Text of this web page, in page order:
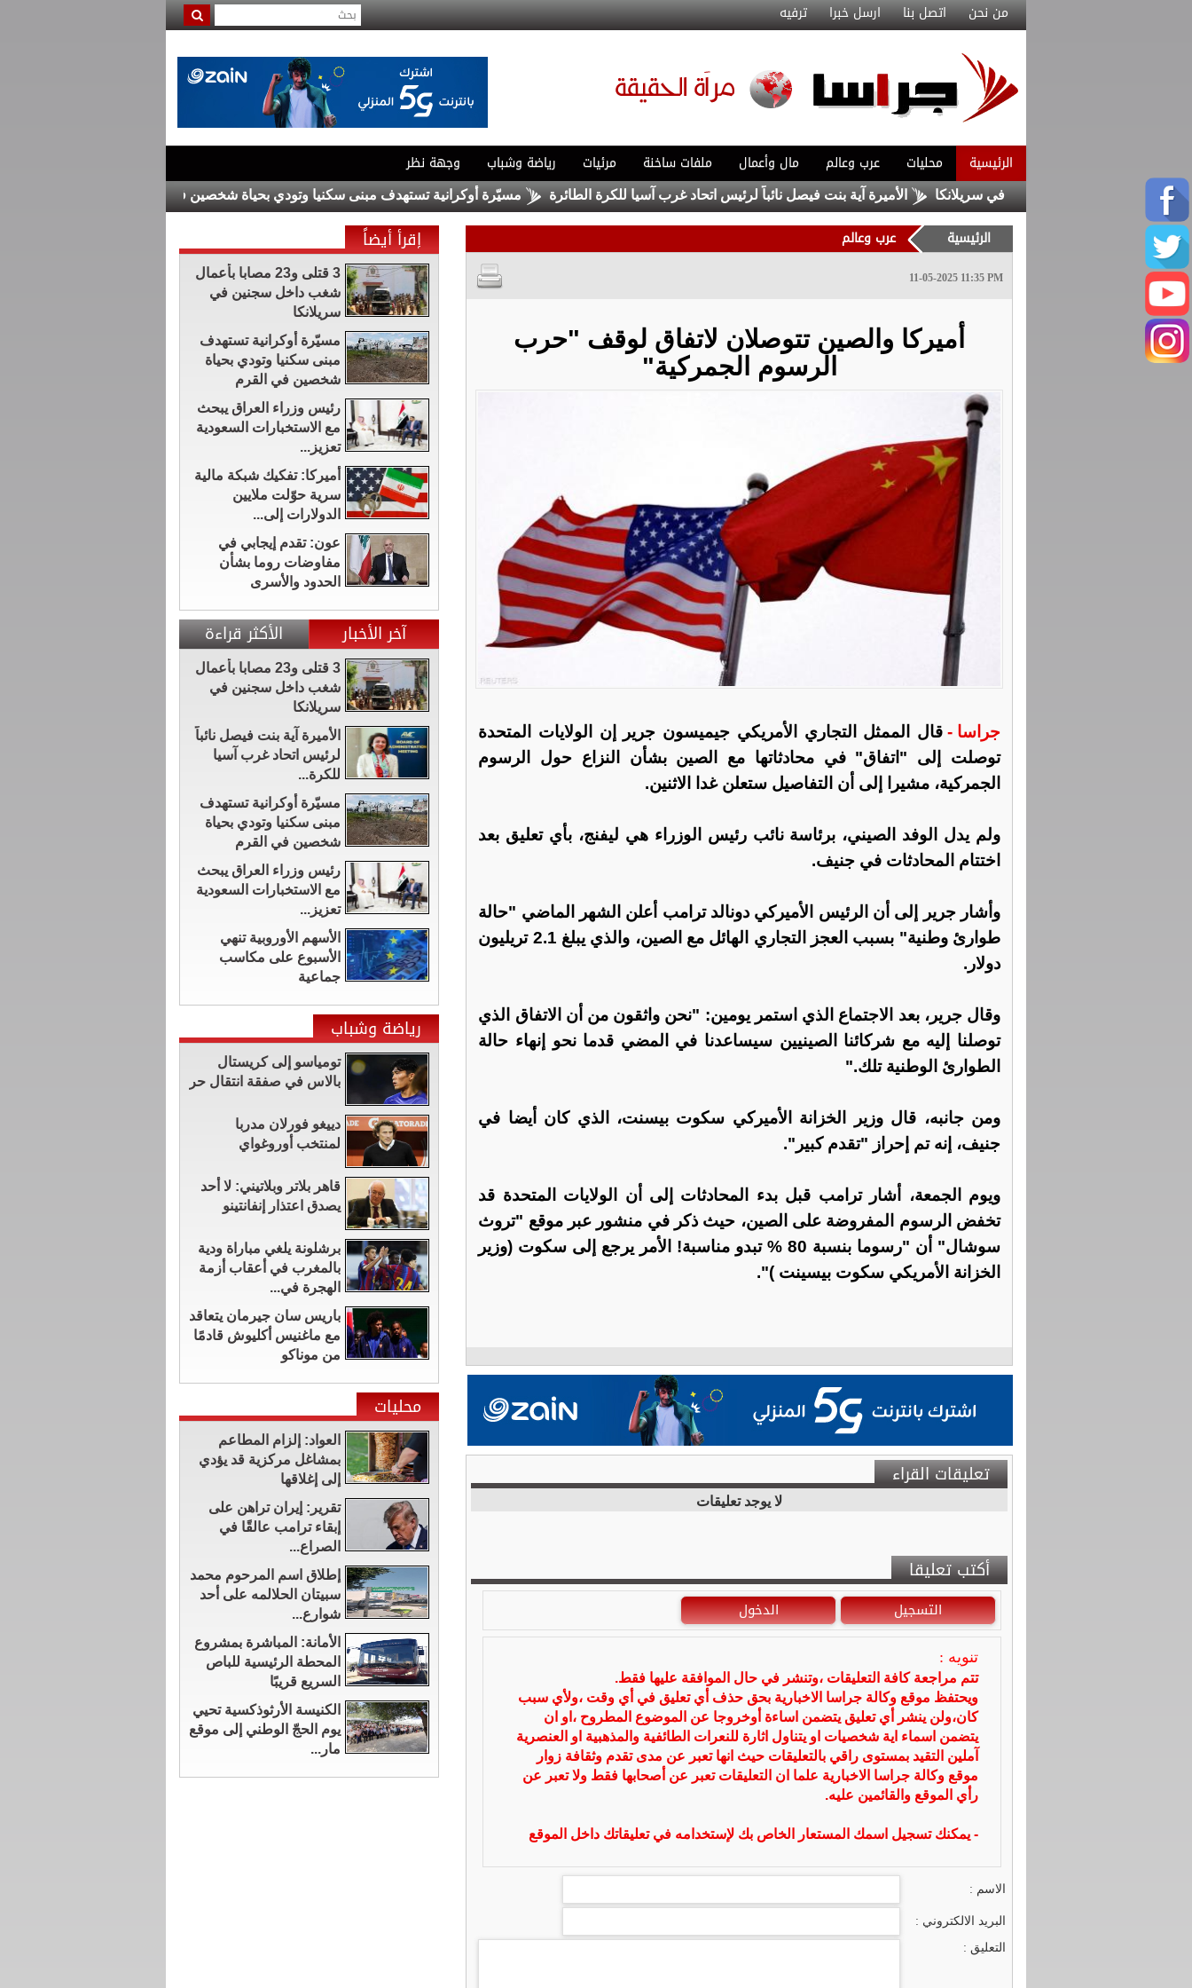
من نحن اتصل بنا ارسل خبرا ترفيه
الرئيسية محليات عرب وعالم مال وأعمال ملفات ساخنة مرئيات رياضة وشباب وجهة نظر
الأميرة آية بنت فيصل نائباً لرئيس اتحاد غرب آسيا للكرة الطائرة مسيّرة أوكرانية تستهدف مبنى سكنيا وتودي بحياة شخصين في القرم
الرئيسية عرب وعالم
11-05-2025 11:35 PM
أميركا والصين تتوصلان لاتفاق لوقف "حرب
الرسوم الجمركية"
جراسا - قال الممثل التجاري الأمريكي جيميسون جرير إن الولايات المتحدة
توصلت إلى "اتفاق" في محادثاتها مع الصين بشأن النزاع حول الرسوم
الجمركية، مشيرا إلى أن التفاصيل ستعلن غدا الاثنين.
ولم يدل الوفد الصيني، برئاسة نائب رئيس الوزراء هي ليفنج، بأي تعليق بعد
اختتام المحادثات في جنيف.
وأشار جرير إلى أن الرئيس الأميركي دونالد ترامب أعلن الشهر الماضي "حالة
طوارئ وطنية" بسبب العجز التجاري الهائل مع الصين، والذي يبلغ 2.1 تريليون
دولار.
وقال جرير، بعد الاجتماع الذي استمر يومين: "نحن واثقون من أن الاتفاق الذي
توصلنا إليه مع شركائنا الصينيين سيساعدنا في المضي قدما نحو إنهاء حالة
الطوارئ الوطنية تلك."
ومن جانبه، قال وزير الخزانة الأميركي سكوت بيسنت، الذي كان أيضا في
جنيف، إنه تم إحراز "تقدم كبير".
ويوم الجمعة، أشار ترامب قبل بدء المحادثات إلى أن الولايات المتحدة قد
تخفض الرسوم المفروضة على الصين، حيث ذكر في منشور عبر موقع "تروث
سوشال" أن "رسوما بنسبة 80 % تبدو مناسبة! الأمر يرجع إلى سكوت (وزير
الخزانة الأمريكي سكوت بيسينت )".
تعليقات القراء
لا يوجد تعليقات
أكتب تعليقا
التسجيل الدخول
تنويه :
تتم مراجعة كافة التعليقات ،وتنشر في حال الموافقة عليها فقط.
ويحتفظ موقع وكالة جراسا الاخبارية بحق حذف أي تعليق في أي وقت ،ولأي سبب
كان،ولن ينشر أي تعليق يتضمن اساءة أوخروجا عن الموضوع المطروح ،او ان
يتضمن اسماء اية شخصيات او يتناول اثارة للنعرات الطائفية والمذهبية او العنصرية
آملين التقيد بمستوى راقي بالتعليقات حيث انها تعبر عن مدى تقدم وثقافة زوار
موقع وكالة جراسا الاخبارية علما ان التعليقات تعبر عن أصحابها فقط ولا تعبر عن
رأي الموقع والقائمين عليه.
- يمكنك تسجيل اسمك المستعار الخاص بك لإستخدامه في تعليقاتك داخل الموقع
الاسم :
البريد الالكتروني :
التعليق :
إقرأ أيضاً
3 قتلى و23 مصابا بأعمال
شغب داخل سجنين في
سريلانكا
مسيّرة أوكرانية تستهدف
مبنى سكنيا وتودي بحياة
شخصين في القرم
رئيس وزراء العراق يبحث
مع الاستخبارات السعودية
تعزيز...
أميركا: تفكيك شبكة مالية
سرية حوّلت ملايين
الدولارات إلى...
عون: تقدم إيجابي في
مفاوضات روما بشأن
الحدود والأسرى
آخر الأخبار الأكثر قراءة
3 قتلى و23 مصابا بأعمال
شغب داخل سجنين في
سريلانكا
الأميرة آية بنت فيصل نائباً
لرئيس اتحاد غرب آسيا
للكرة...
مسيّرة أوكرانية تستهدف
مبنى سكنيا وتودي بحياة
شخصين في القرم
رئيس وزراء العراق يبحث
مع الاستخبارات السعودية
تعزيز...
الأسهم الأوروبية تنهي
الأسبوع على مكاسب
جماعية
رياضة وشباب
تومياسو إلى كريستال
بالاس في صفقة انتقال حر
دييغو فورلان مدربا
لمنتخب أوروغواي
قاهر بلاتر وبلاتيني: لا أحد
يصدق اعتذار إنفانتينو
برشلونة يلغي مباراة ودية
بالمغرب في أعقاب أزمة
الهجرة في...
باريس سان جيرمان يتعاقد
مع ماغنيس أكليوش قادمًا
من موناكو
محليات
العواد: إلزام المطاعم
بمشاغل مركزية قد يؤدي
إلى إغلاقها
تقرير: إيران تراهن على
إبقاء ترامب عالقًا في
الصراع...
إطلاق اسم المرحوم محمد
سبيتان الحلالمه على أحد
شوارع...
الأمانة: المباشرة بمشروع
المحطة الرئيسية للباص
السريع قريبًا
الكنيسة الأرثوذكسية تحيي
يوم الحجّ الوطني إلى موقع
مار...